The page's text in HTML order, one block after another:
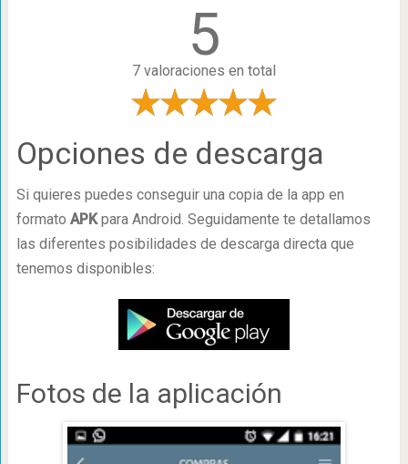
5
7 valoraciones en total
Opciones de descarga
Si quieres puedes conseguir una copia de la app en
formato APKpara Android. Seguidamente te detallamos
las diferentes posibilidades de descarga directa que
tenemos disponibles:
Fotos de la aplicación